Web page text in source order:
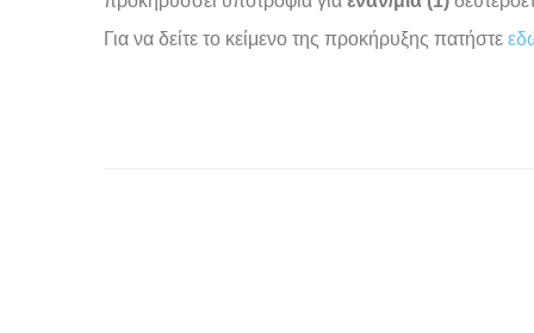
Για να δείτε το κείμενο της προκήρυξης πατήστε